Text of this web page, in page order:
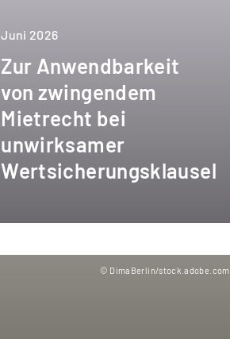
Juni 2026
Zur Anwendbarkeit
von zwingendem
Mietrecht bei
unwirksamer
Wertsicherungsklausel
© DimaBerlin/stock.adobe.com